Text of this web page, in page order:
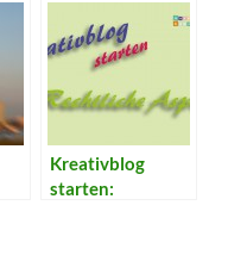
Kreativblog
starten: